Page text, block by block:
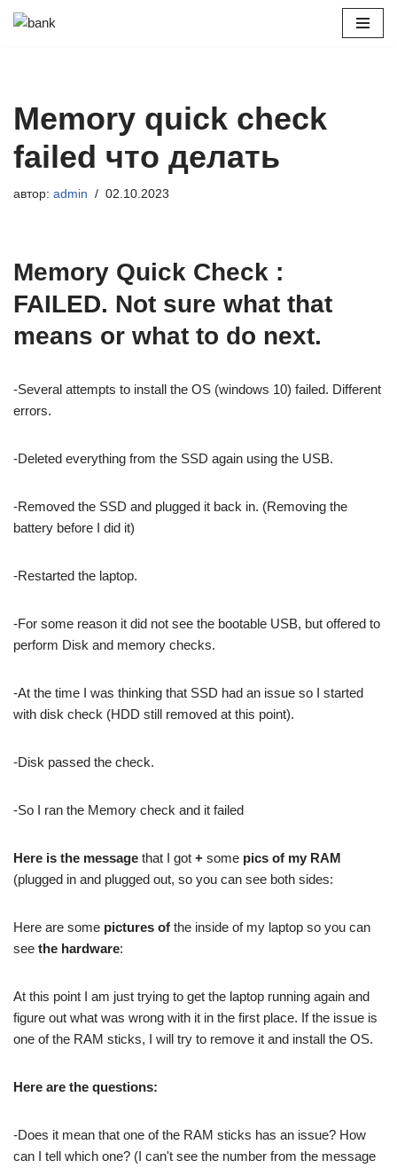
Memory quick check
failed что делать
автор: admin 02.10.2023
Memory Quick Check :
FAILED. Not sure what that
means or what to do next.
-Several attempts to install the OS (windows 10) failed. Different
errors.
-Deleted everything from the SSD again using the USB.
-Removed the SSD and plugged it back in. (Removing the
battery before I did it)
-Restarted the laptop.
-For some reason it did not see the bootable USB, but offered to
perform Disk and memory checks.
-At the time I was thinking that SSD had an issue so I started
with disk check (HDD still removed at this point).
-Disk passed the check.
-So I ran the Memory check and it failed
Here is the message that I got + some pics of my RAM
(plugged in and plugged out, so you can see both sides:
Here are some pictures of the inside of my laptop so you can
see the hardware:
At this point I am just trying to get the laptop running again and
figure out what was wrong with it in the first place. If the issue is
one of the RAM sticks, I will try to remove it and install the OS.
Here are the questions:
-Does it mean that one of the RAM sticks has an issue? How
can I tell which one? (I can't see the number from the message